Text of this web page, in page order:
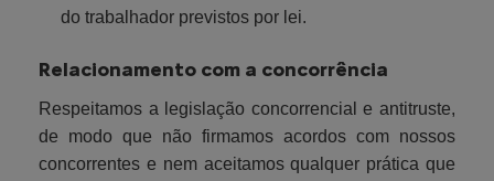
do trabalhador previstos por lei.
Relacionamento com a concorrência
Respeitamos a legislação concorrencial e antitruste,
de modo que não firmamos acordos com nossos
concorrentes e nem aceitamos qualquer prática que